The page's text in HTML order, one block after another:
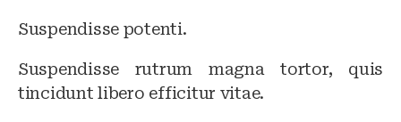
Suspendisse potenti.
Suspendisse rutrum magna tortor, quis
tincidunt libero efficitur vitae.